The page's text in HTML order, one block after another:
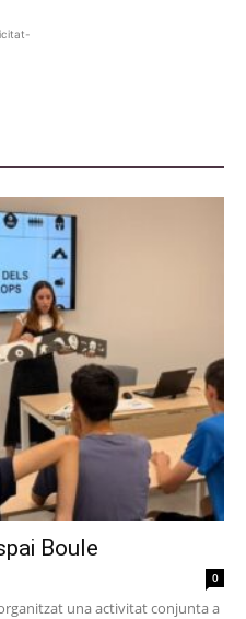
Boule
0
organitzat una activitat conjunta a